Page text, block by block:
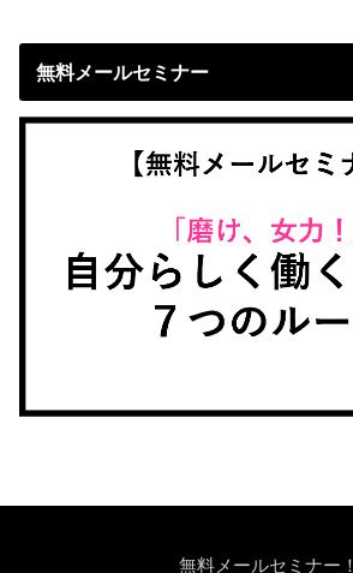
無料メールセミナー
無料メールセミナー！